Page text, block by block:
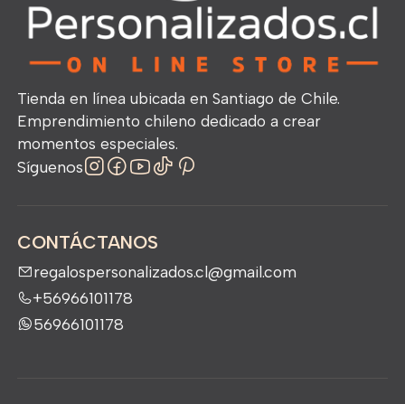
Tienda en línea ubicada en Santiago de Chile.
Emprendimiento chileno dedicado a crear
momentos especiales.
Síguenos
CONTÁCTANOS
regalospersonalizados.cl@gmail.com
+56966101178
56966101178